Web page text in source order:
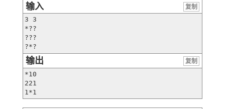
输入
复制
3 3
*??
???
?*?
输出
复制
*10
221
1*1